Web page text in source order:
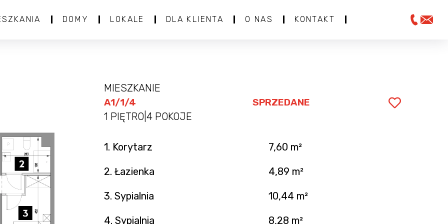
DOMY LOKALE DLA KLIENTA O NAS KONTAKT
MIESZKANIE
A1/1/4
1 PIĘTRO 4 POKOJE
SPRZEDANE
1. Korytarz 7,60 m²
2. Łazienka 4,89 m²
3. Sypialnia 10,44 m²
4. Sypialnia 8,28 m²